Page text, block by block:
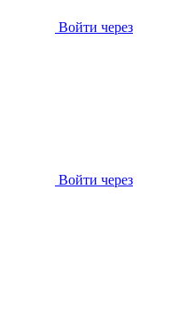
Войти через
Войти через